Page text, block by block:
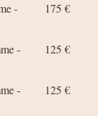
-
175 €
-
125 €
-
125 €